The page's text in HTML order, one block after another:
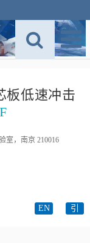
板低速冲击
室，南京 210016
EN 引